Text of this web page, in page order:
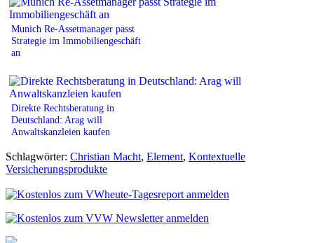
Munich Re-Assetmanager passt
Strategie im Immobiliengeschäft
an
Direkte Rechtsberatung in
Deutschland: Arag will
Anwaltskanzleien kaufen
Schlagwörter: Christian Macht, Element, Kontextuelle
Versicherungsprodukte